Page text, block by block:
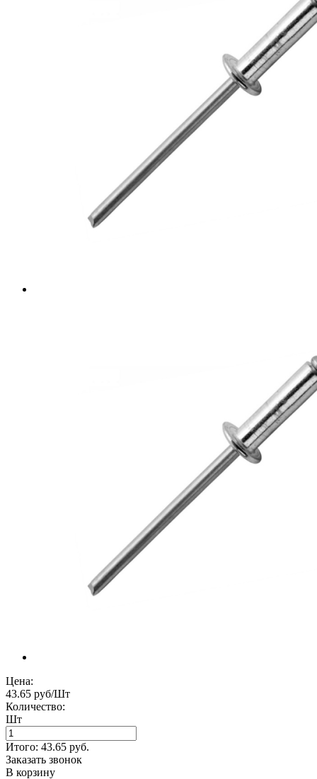
Цена:
43.65 руб/Шт
Количество:
Шт
Итого: 43.65 руб.
Заказать звонок
В корзину